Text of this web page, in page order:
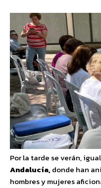
Por la tarde se verán,
Andalucía,donde han
hombres y mujeres